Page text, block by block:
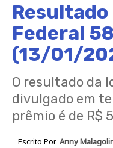
Federal
(13/01/
O resultado da
divulgado em
prêmio é de R$
Escrito Por Anny